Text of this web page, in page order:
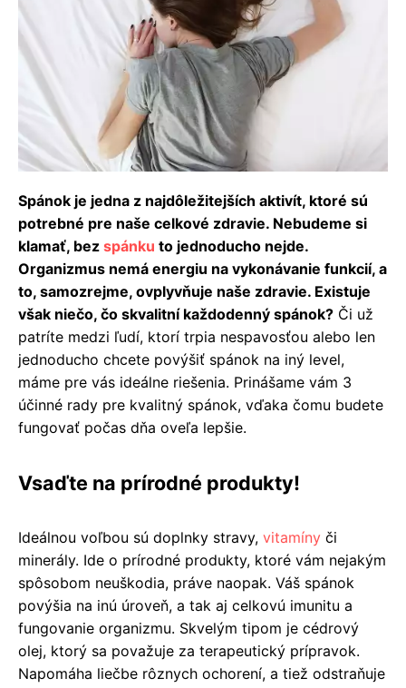
Spánok je jedna z najdôležitejších aktivít, ktoré sú
potrebné pre naše celkové zdravie. Nebudeme si
klamať, bez spánku to jednoducho nejde.
Organizmus nemá energiu na vykonávanie funkcií, a
to, samozrejme, ovplyvňuje naše zdravie. Existuje
však niečo, čo skvalitní každodenný spánok? Či už
patríte medzi ľudí, ktorí trpia nespavosťou alebo len
jednoducho chcete povýšiť spánok na iný level,
máme pre vás ideálne riešenia. Prinášame vám 3
účinné rady pre kvalitný spánok, vďaka čomu budete
fungovať počas dňa oveľa lepšie.
Vsaďte na prírodné produkty!
Ideálnou voľbou sú doplnky stravy, vitamíny či
minerály. Ide o prírodné produkty, ktoré vám nejakým
spôsobom neuškodia, práve naopak. Váš spánok
povýšia na inú úroveň, a tak aj celkovú imunitu a
fungovanie organizmu. Skvelým tipom je cédrový
olej, ktorý sa považuje za terapeutický prípravok.
Napomáha liečbe rôznych ochorení, a tiež odstraňuje